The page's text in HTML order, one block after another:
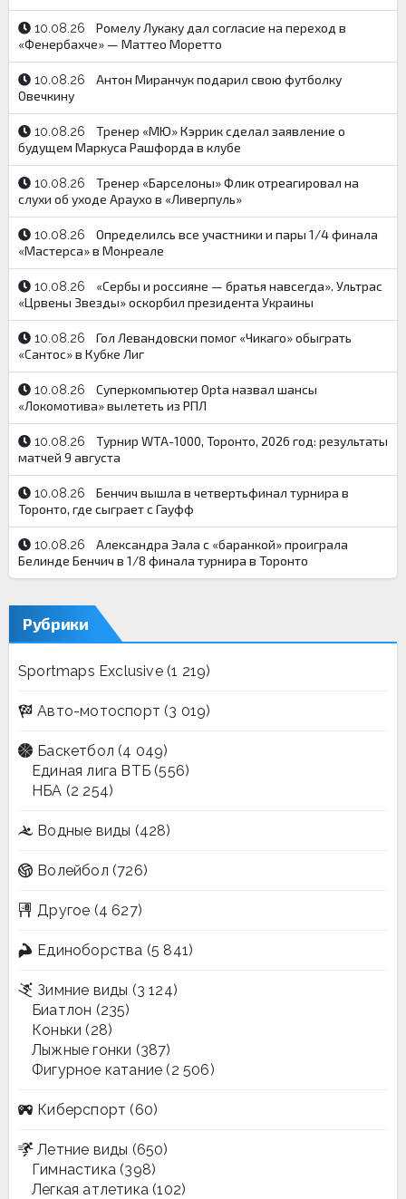
10.08.26
Ромелу Лукаку дал согласие на переход в
«Фенербахче» — Маттео Моретто
10.08.26
Антон Миранчук подарил свою футболку
Овечкину
10.08.26
Тренер «МЮ» Кэррик сделал заявление о
будущем Маркуса Рашфорда в клубе
10.08.26
Тренер «Барселоны» Флик отреагировал на
слухи об уходе Араухо в «Ливерпуль»
10.08.26
Определилсь все участники и пары 1/4 финала
«Мастерса» в Монреале
10.08.26
«Сербы и россияне — братья навсегда». Ультрас
«Црвены Звезды» оскорбил президента Украины
10.08.26
Гол Левандовски помог «Чикаго» обыграть
«Сантос» в Кубке Лиг
10.08.26
Суперкомпьютер Opta назвал шансы
«Локомотива» вылететь из РПЛ
10.08.26
Турнир WTA-1000, Торонто, 2026 год: результаты
матчей 9 августа
10.08.26
Бенчич вышла в четвертьфинал турнира в
Торонто, где сыграет с Гауфф
10.08.26
Александра Эала с «баранкой» проиграла
Белинде Бенчич в 1/8 финала турнира в Торонто
Рубрики
Sportmaps Exclusive(1 219)
Авто-мотоспорт (3 019)
Баскетбол (4 049)
Единая лига ВТБ (556)
НБА (2 254)
Водные виды (428)
Волейбол (726)
Другое (4 627)
Единоборства (5 841)
Зимние виды (3 124)
Биатлон (235)
Коньки (28)
Лыжные гонки (387)
Фигурное катание (2 506)
Киберспорт (60)
Летние виды (650)
Гимнастика (398)
Легкая атлетика (102)